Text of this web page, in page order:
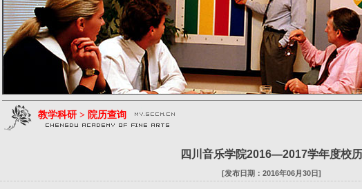
教学科研 > 院历查询
四川音乐学院2016—2017学年度校历
[发布日期：2016年06月30日]